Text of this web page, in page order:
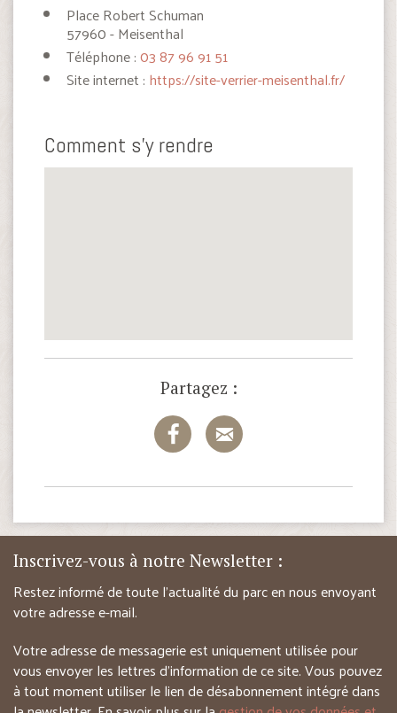
Place Robert Schuman
57960 - Meisenthal
Téléphone :03 87 96 91 51
Site internet : https://site-verrier-meisenthal.fr/
Comment s'y rendre
Partagez :
Inscrivez-vous à notre Newsletter :
Restez informé de toute l’actualité du parc en nous envoyant
votre adresse e-mail.
Votre adresse de messagerie est uniquement utilisée pour
vous envoyer les lettres d’information de ce site. Vous pouvez
à tout moment utiliser le lien de désabonnement intégré dans